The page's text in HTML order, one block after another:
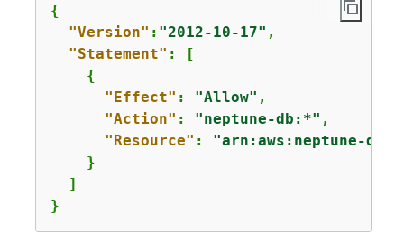
{
"Version" : "2012-10-17" ,
"Statement" : [
{
"Effect" : "Allow" ,
"Action" : "neptune-db:*" ,
"Resource" : "arn:aws:neptune-db:
    }
  ]
}